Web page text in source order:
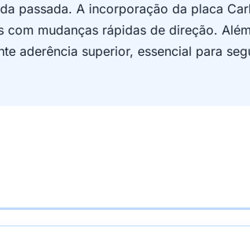
passada. A incorporação da placa
com mudanças rápidas de direção.
aderência superior, essencial para